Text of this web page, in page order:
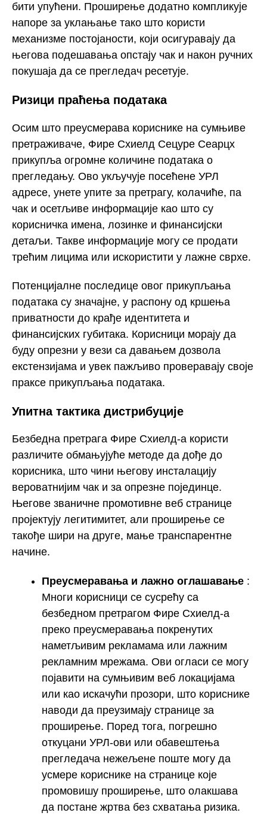
бити упућени. Проширење додатно компликује
напоре за уклањање тако што користи
механизме постојаности, који осигуравају да
његова подешавања опстају чак и након ручних
покушаја да се прегледач ресетује.
Ризици праћења података
Осим што преусмерава кориснике на сумњиве
претраживаче, Фире Схиелд Сецуре Сеарцх
прикупља огромне количине података о
прегледању. Ово укључује посећене УРЛ
адресе, унете упите за претрагу, колачиће, па
чак и осетљиве информације као што су
корисничка имена, лозинке и финансијски
детаљи. Такве информације могу се продати
трећим лицима или искористити у лажне сврхе.
Потенцијалне последице овог прикупљања
података су значајне, у распону од кршења
приватности до крађе идентитета и
финансијских губитака. Корисници морају да
буду опрезни у вези са давањем дозвола
екстензијама и увек пажљиво проверавају своје
праксе прикупљања података.
Упитна тактика дистрибуције
Безбедна претрага Фире Схиелд-а користи
различите обмањујуће методе да дође до
корисника, што чини његову инсталацију
вероватнијим чак и за опрезне појединце.
Његове званичне промотивне веб странице
пројектују легитимитет, али проширење се
такође шири на друге, мање транспарентне
начине.
Преусмеравања и лажно оглашавање :
Многи корисници се сусрећу са
безбедном претрагом Фире Схиелд-а
преко преусмеравања покренутих
наметљивим рекламама или лажним
рекламним мрежама. Ови огласи се могу
појавити на сумњивим веб локацијама
или као искачући прозори, што кориснике
наводи да преузимају странице за
проширење. Поред тога, погрешно
откуцани УРЛ-ови или обавештења
прегледача нежељене поште могу да
усмере кориснике на странице које
промовишу проширење, што олакшава
да постане жртва без схватања ризика.